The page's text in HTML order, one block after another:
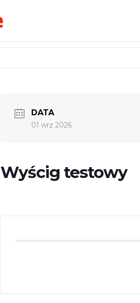
DATA
01 wrz 2026
Wyścig testowy